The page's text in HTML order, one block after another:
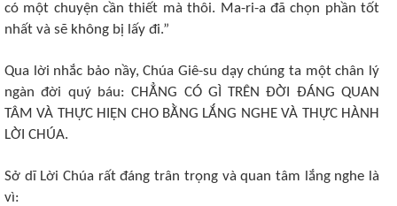
có một chuyện cần thiết mà thôi. Ma-ri-a đã chọn phần tốt
nhất và sẽ không bị lấy đi.”
Qua lời nhắc bảo nầy, Chúa Giê-su dạy chúng ta một chân lý
ngàn đời quý báu: CHẲNG CÓ GÌ TRÊN ĐỜI ĐÁNG QUAN
TÂM VÀ THỰC HIỆN CHO BẰNG LẮNG NGHE VÀ THỰC HÀNH
LỜI CHÚA.
Sở dĩ Lời Chúa rất đáng trân trọng và quan tâm lắng nghe là
vì: